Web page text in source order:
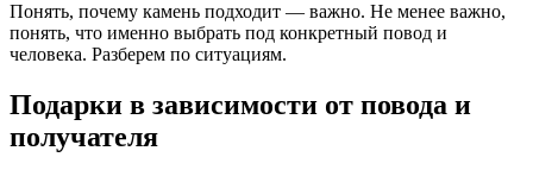
Понять, почему камень подходит — важно. Не менее важно,
понять, что именно выбрать под конкретный повод и
человека. Разберем по ситуациям.
Подарки в зависимости от повода и
получателя